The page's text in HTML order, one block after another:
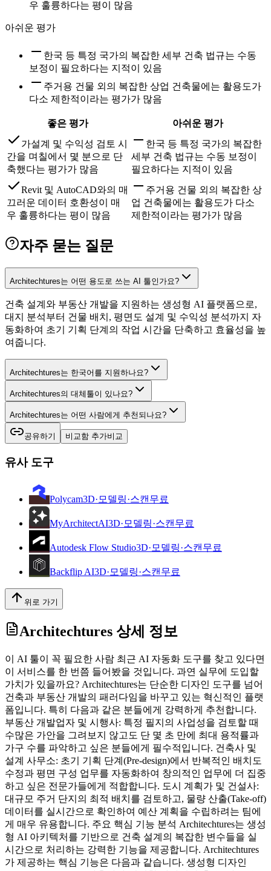
우 훌륭하다는 평이 많음
아쉬운 평가
한국 등 특정 국가의 복잡한 세부 건축 법규는 수동
보정이 필요하다는 지적이 있음
주거용 건물 외의 복잡한 상업 건축물에는 활용도가
다소 제한적이라는 평가가 많음
좋은 평가
아쉬운 평가
가설계 및 수익성 검토 시
간을 며칠에서 몇 분으로 단
축했다는 평가가 많음
한국 등 특정 국가의 복잡한
세부 건축 법규는 수동 보정이
필요하다는 지적이 있음
Revit 및 AutoCAD와의 매
끄러운 데이터 호환성이 매
우 훌륭하다는 평이 많음
주거용 건물 외의 복잡한 상
업 건축물에는 활용도가 다소
제한적이라는 평가가 많음
자주 묻는 질문
Architechtures는 어떤 용도로 쓰는 AI 툴인가요?
건축 설계와 부동산 개발을 지원하는 생성형 AI 플랫폼으로,
대지 분석부터 건물 배치, 평면도 설계 및 수익성 분석까지 자
동화하여 초기 기획 단계의 작업 시간을 단축하고 효율성을 높
여줍니다.
Architechtures는 한국어를 지원하나요?
Architechtures의 대체툴이 있나요?
Architechtures는 어떤 사람에게 추천되나요?
공유하기 비교함 추가비교
유사 도구
Polycam3D·모델링·스캔 무료
MyArchitectAI3D·모델링·스캔 무료
Autodesk Flow Studio3D·모델링·스캔 무료
Backflip AI3D·모델링·스캔 무료
위로 가기
Architechtures 상세 정보
이 AI 툴이 꼭 필요한 사람 최근 AI 자동화 도구를 찾고 있다면
이 서비스를 한 번쯤 들어봤을 것입니다. 과연 실무에 도입할
가치가 있을까요? Architechtures는 단순한 디자인 도구를 넘어
건축과 부동산 개발의 패러다임을 바꾸고 있는 혁신적인 플랫
폼입니다. 특히 다음과 같은 분들에게 강력하게 추천합니다.
부동산 개발업자 및 시행사: 특정 필지의 사업성을 검토할 때
수많은 가안을 그려보지 않고도 단 몇 초 만에 최대 용적률과
가구 수를 파악하고 싶은 분들에게 필수적입니다. 건축사 및
설계 사무소: 초기 기획 단계(Pre-design)에서 반복적인 배치도
수정과 평면 구성 업무를 자동화하여 창의적인 업무에 더 집중
하고 싶은 전문가들에게 적합합니다. 도시 계획가 및 건설사:
대규모 주거 단지의 최적 배치를 검토하고, 물량 산출(Take-off)
데이터를 실시간으로 확인하여 예산 계획을 수립하려는 팀에
게 매우 유용합니다. 주요 핵심 기능 분석 Architechtures는 생성
형 AI 아키텍처를 기반으로 건축 설계의 복잡한 변수들을 실
시간으로 처리하는 강력한 기능을 제공합니다. Architechtures
가 제공하는 핵심 기능은 다음과 같습니다. 생성형 디자인